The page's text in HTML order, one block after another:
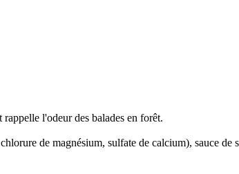
l'odeur des balades en forêt.
de magnésium, sulfate de calcium), sauce